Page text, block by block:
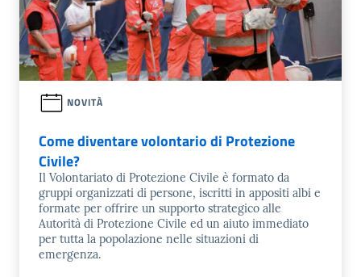
NOVITÀ
Come diventare volontario di Protezione
Civile?
Il Volontariato di Protezione Civile è formato da
gruppi organizzati di persone, iscritti in appositi albi e
formate per offrire un supporto strategico alle
Autorità di Protezione Civile ed un aiuto immediato
per tutta la popolazione nelle situazioni di
emergenza.